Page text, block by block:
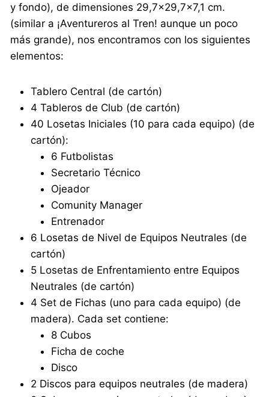
y fondo), de dimensiones 29,7×29,7×7,1 cm.
(similar a ¡Aventureros al Tren! aunque un poco
más grande), nos encontramos con los siguientes
elementos:
Tablero Central (de cartón)
4 Tableros de Club (de cartón)
40 Losetas Iniciales (10 para cada equipo) (de
cartón):
6 Futbolistas
Secretario Técnico
Ojeador
Comunity Manager
Entrenador
6 Losetas de Nivel de Equipos Neutrales (de
cartón)
5 Losetas de Enfrentamiento entre Equipos
Neutrales (de cartón)
4 Set de Fichas (uno para cada equipo) (de
madera). Cada set contiene:
8 Cubos
Ficha de coche
Disco
2 Discos para equipos neutrales (de madera)